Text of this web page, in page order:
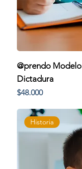
@prendo
Dictadura
Precio
$48.000
Historia